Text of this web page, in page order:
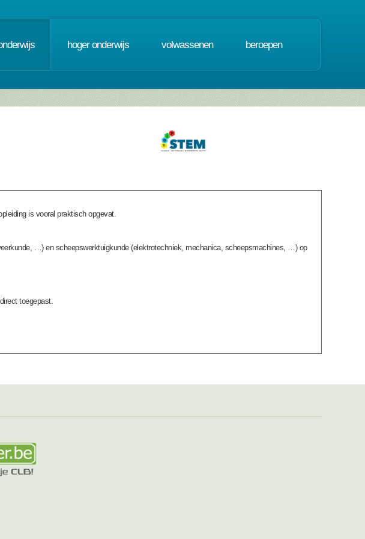
hoger onderwijs volwassenen beroepen
is vooral praktisch opgevat.
…) en scheepswerktuigkunde (elektrotechniek, mechanica, scheepsmachines, …) op
toegepast.